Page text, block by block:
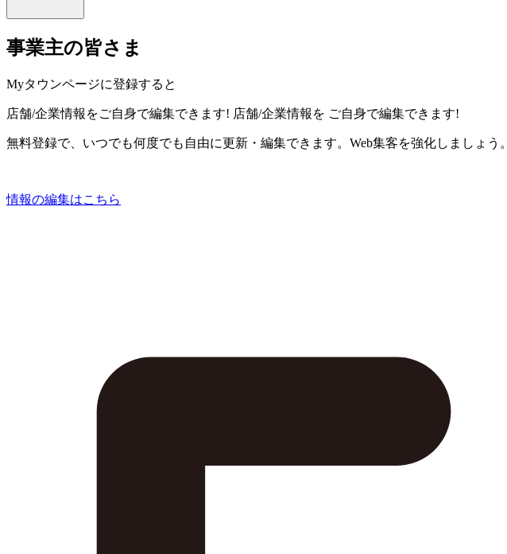
事業主の皆さま
Myタウンページに登録すると
店舗/企業情報をご自身で編集できます! 店舗/企業情報を ご自身で編集できます!
無料登録で、いつでも何度でも自由に更新・編集できます。Web集客を強化しましょう。
情報の編集はこちら